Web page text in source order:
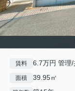
賃料 6.7万円 管理
面積 39.95㎡